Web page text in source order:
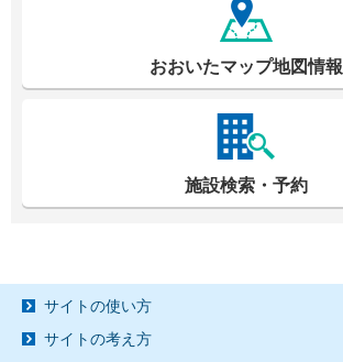
おおいたマップ地図情報
施設検索・予約
サイトの使い方
サイトの考え方